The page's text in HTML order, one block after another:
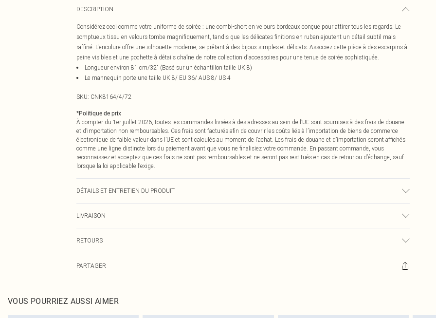
DESCRIPTION
Considérez ceci comme votre uniforme de soirée : une combi-short en velours bordeaux conçue pour attirer tous les regards. Le
somptueux tissu en velours tombe magnifiquement, tandis que les délicates finitions en ruban ajoutent un détail subtil mais
raffiné. L'encolure offre une silhouette moderne, se prêtant à des bijoux simples et délicats. Associez cette pièce à des escarpins à
peine visibles et une pochette à détails chaîne de notre collection d'accessoires pour une tenue de soirée sophistiquée.
Longueur environ 81 cm/32" (Basé sur un échantillon taille UK 8)
Le mannequin porte une taille UK 8/ EU 36/ AUS 8/ US 4
SKU: CNK8164/4/72
*Politique de prix
À compter du 1er juillet 2026, toutes les commandes livrées à des adresses au sein de l’UE sont soumises à des frais de douane
et d’importation non remboursables. Ces frais sont facturés afin de couvrir les coûts liés à l’importation de biens de commerce
électronique de faible valeur dans l’UE et sont calculés au moment de l’achat. Les frais de douane et d’importation seront affichés
comme une ligne distincte lors du paiement avant que vous ne finalisiez votre commande. En passant commande, vous
reconnaissez et acceptez que ces frais ne sont pas remboursables et ne seront pas restitués en cas de retour ou d’échange, sauf
lorsque la loi applicable l’exige.
DÉTAILS ET ENTRETIEN DU PRODUIT
LIVRAISON
€9.99
RETOURS
Veuillez noter que nous ne pouvons pas rembourser les masques tendance, les cosmétiques, les bijoux pour piercings, les jouets
également être essayées en intérieur. Les articles pour la maison, y compris le linge de lit, les matelas, les surmatelas et les
PARTAGER
VOUS POURRIEZ AUSSI AIMER